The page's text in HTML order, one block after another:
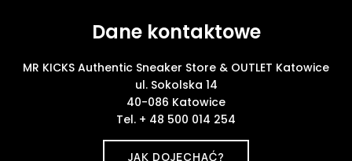
Dane kontaktowe
MR KICKS Authentic Sneaker Store & OUTLET Katowice
ul. Sokolska 14
40-086 Katowice
Tel. + 48 500 014 254
JAK DOJECHAĆ?